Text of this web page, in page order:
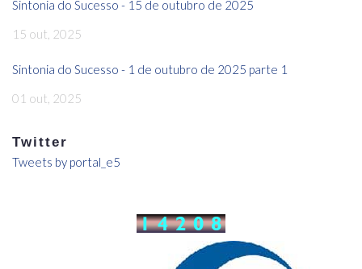
Sintonia do Sucesso - 15 de outubro de 2025
15 out, 2025
Sintonia do Sucesso - 1 de outubro de 2025 parte 1
01 out, 2025
Twitter
Tweets by portal_e5